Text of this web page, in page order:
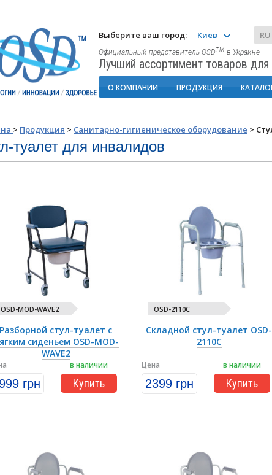
Выберите ваш город: Киев RU
Официальный представитель OSDтм в Украине
Лучший ассортимент товаров для
О КОМПАНИИ ПРОДУКЦИЯ
> Продукция > Санитарно-гигиеническое оборудование >
туалет для инвалидов
OSD-MOD-WAVE2
Разборной стул-туалет с
сиденьем OSD-MOD-
WAVE2
в наличии
Купить
грн
OSD-2110C
Складной стул-туалет OSD-
2110C
в наличии
Купить
Цена
2399 грн